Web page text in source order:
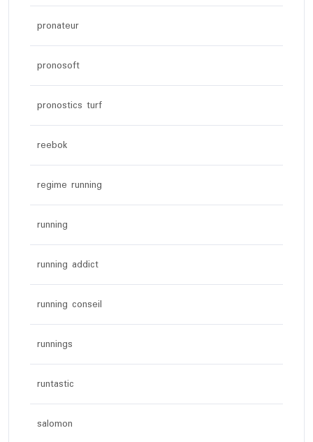
pronateur
pronosoft
pronostics turf
reebok
regime running
running
running addict
running conseil
runnings
runtastic
salomon